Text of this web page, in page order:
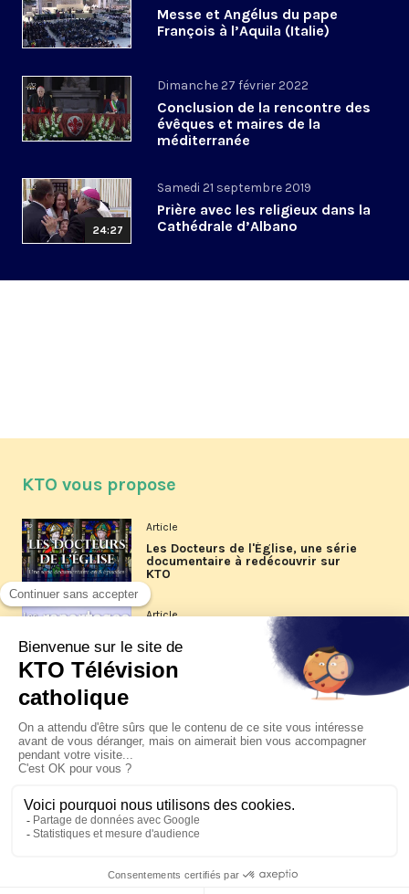
Messe et Angélus du pape
François à l’Aquila (Italie)
Dimanche 27 février 2022
Conclusion de la rencontre des
évêques et maires de la
méditerranée
24:27
Samedi 21 septembre 2019
Prière avec les religieux dans la
Cathédrale d’Albano
KTO vous propose
Article
Les Docteurs de l'Église, une série
documentaire à redécouvrir sur
KTO
Article
Les reportages d'été 2026 de KTO
La visite pastorale du pape Léon
XIV à Assise à suivre sur KTO le
jeudi 6 août
Le pape en Uruguay, Argentine et
Pérou du 6 au 17 novembre 2026